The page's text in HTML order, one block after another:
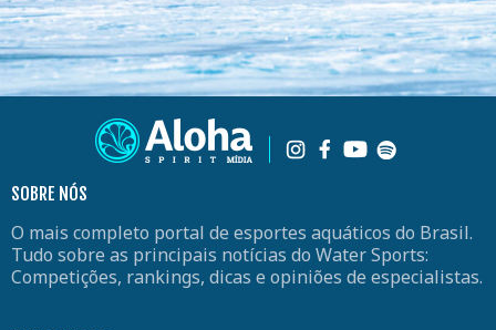
SOBRE NÓS
O mais completo portal de esportes aquáticos do Brasil.
Tudo sobre as principais notícias do Water Sports:
Competições, rankings, dicas e opiniões de especialistas.